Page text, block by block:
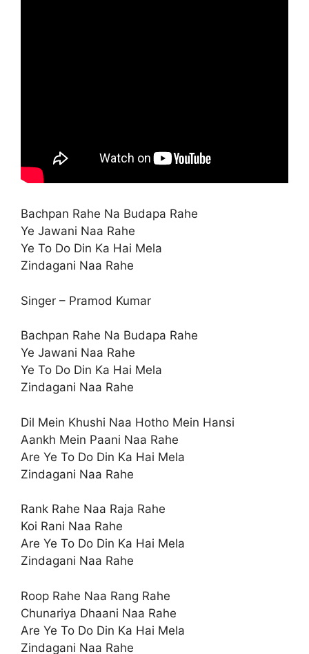
Bachpan Rahe Na Budapa Rahe
Ye Jawani Naa Rahe
Ye To Do Din Ka Hai Mela
Zindagani Naa Rahe
Singer – Pramod Kumar
Bachpan Rahe Na Budapa Rahe
Ye Jawani Naa Rahe
Ye To Do Din Ka Hai Mela
Zindagani Naa Rahe
Dil Mein Khushi Naa Hotho Mein Hansi
Aankh Mein Paani Naa Rahe
Are Ye To Do Din Ka Hai Mela
Zindagani Naa Rahe
Rank Rahe Naa Raja Rahe
Koi Rani Naa Rahe
Are Ye To Do Din Ka Hai Mela
Zindagani Naa Rahe
Roop Rahe Naa Rang Rahe
Chunariya Dhaani Naa Rahe
Are Ye To Do Din Ka Hai Mela
Zindagani Naa Rahe